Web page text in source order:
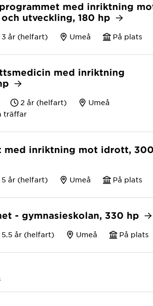
med inriktning
utveckling, 180 hp
3 år (helfart) Umeå På plats
med inriktning
2 år (helfart)
Umeå
träffar
med inriktning mot idrott, 300
5 år (helfart) Umeå På plats
- gymnasieskolan, 330 hp
5.5 år (helfart) Umeå På plats